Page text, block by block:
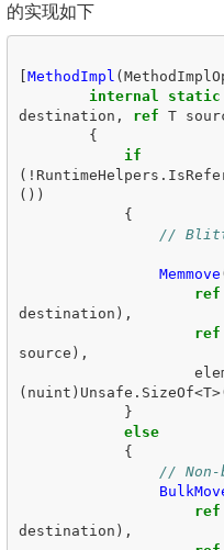
的实现如下
MethodImpl (
internal
static
destination , ref T
{
if
(! RuntimeHelpers .
())
{
//
Memmove
ref
destination ),
ref
source ),
( nuint ) Unsafe . SizeOf<T
}
else
{
// Non-
ref
destination ),